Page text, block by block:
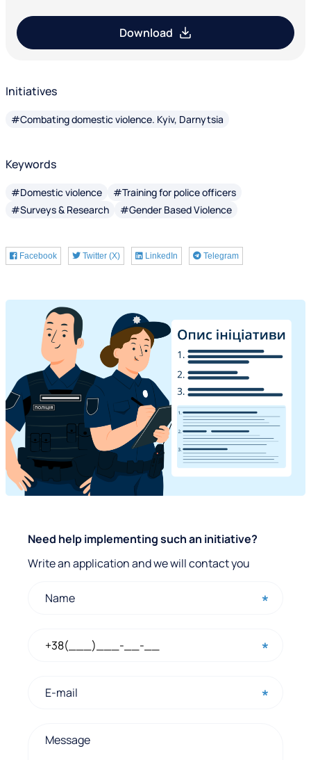
Download
Initiatives
#Combating domestic violence. Kyiv, Darnytsia
Keywords
#Domestic violence
#Training for police officers
#Surveys & Research
#Gender Based Violence
Facebook Twitter (X) LinkedIn Telegram
Q
u
Need help implementing such an initiative?
Write an application and we will contact you